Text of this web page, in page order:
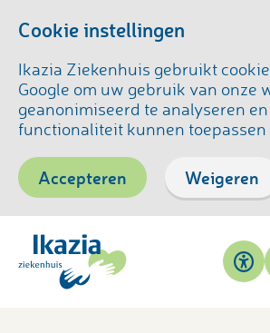
Cookie instellingen
Ikazia Ziekenhuis gebruikt
Google om uw gebruik van onze
geanonimiseerd te analyseren
functionaliteit kunnen toepassen
Accepteren Weigeren